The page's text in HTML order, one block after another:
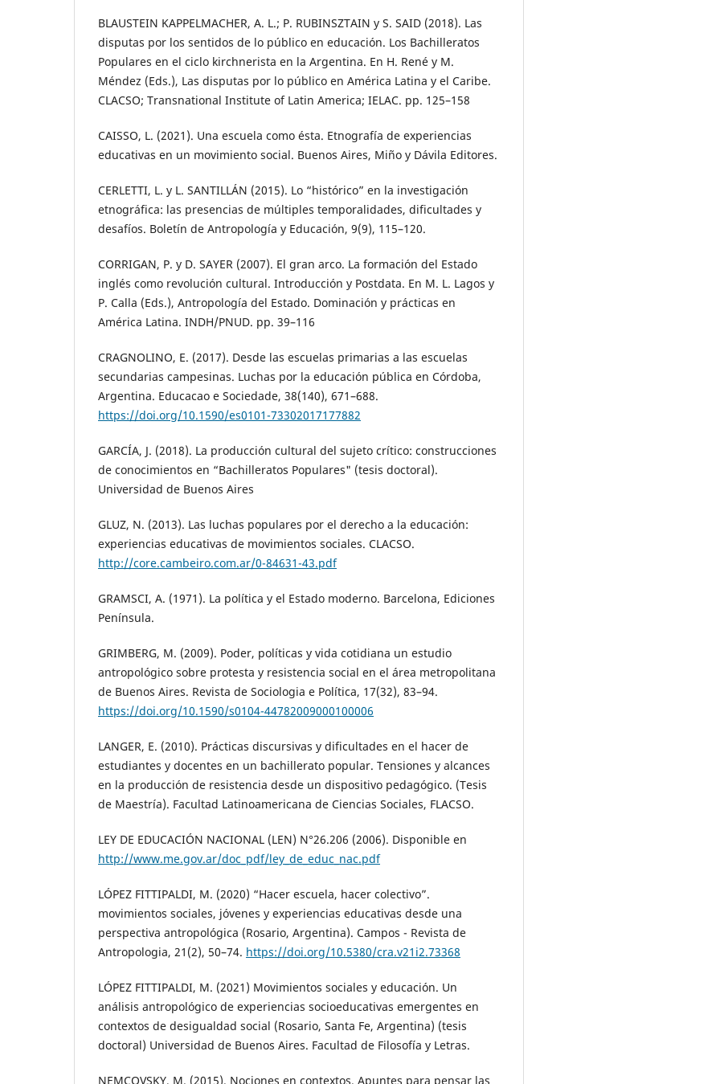
BLAUSTEIN KAPPELMACHER, A. L.; P. RUBINSZTAIN y S. SAID (2018). Las
disputas por los sentidos de lo público en educación. Los Bachilleratos
Populares en el ciclo kirchnerista en la Argentina. En H. René y M.
Méndez (Eds.), Las disputas por lo público en América Latina y el Caribe.
CLACSO; Transnational Institute of Latin America; IELAC. pp. 125–158
CAISSO, L. (2021). Una escuela como ésta. Etnografía de experiencias
educativas en un movimiento social. Buenos Aires, Miño y Dávila Editores.
CERLETTI, L. y L. SANTILLÁN (2015). Lo “histórico” en la investigación
etnográfica: las presencias de múltiples temporalidades, dificultades y
desafíos. Boletín de Antropología y Educación, 9(9), 115–120.
CORRIGAN, P. y D. SAYER (2007). El gran arco. La formación del Estado
inglés como revolución cultural. Introducción y Postdata. En M. L. Lagos y
P. Calla (Eds.), Antropología del Estado. Dominación y prácticas en
América Latina. INDH/PNUD. pp. 39–116
CRAGNOLINO, E. (2017). Desde las escuelas primarias a las escuelas
secundarias campesinas. Luchas por la educación pública en Córdoba,
Argentina. Educacao e Sociedade, 38(140), 671–688.
https://doi.org/10.1590/es0101-73302017177882
GARCÍA, J. (2018). La producción cultural del sujeto crítico: construcciones
de conocimientos en “Bachilleratos Populares" (tesis doctoral).
Universidad de Buenos Aires
GLUZ, N. (2013). Las luchas populares por el derecho a la educación:
experiencias educativas de movimientos sociales. CLACSO.
http://core.cambeiro.com.ar/0-84631-43.pdf
GRAMSCI, A. (1971). La política y el Estado moderno. Barcelona, Ediciones
Península.
GRIMBERG, M. (2009). Poder, políticas y vida cotidiana un estudio
antropológico sobre protesta y resistencia social en el área metropolitana
de Buenos Aires. Revista de Sociologia e Política, 17(32), 83–94.
https://doi.org/10.1590/s0104-44782009000100006
LANGER, E. (2010). Prácticas discursivas y dificultades en el hacer de
estudiantes y docentes en un bachillerato popular. Tensiones y alcances
en la producción de resistencia desde un dispositivo pedagógico. (Tesis
de Maestría). Facultad Latinoamericana de Ciencias Sociales, FLACSO.
LEY DE EDUCACIÓN NACIONAL (LEN) N°26.206 (2006). Disponible en
http://www.me.gov.ar/doc_pdf/ley_de_educ_nac.pdf
LÓPEZ FITTIPALDI, M. (2020) “Hacer escuela, hacer colectivo”.
movimientos sociales, jóvenes y experiencias educativas desde una
perspectiva antropológica (Rosario, Argentina). Campos - Revista de
Antropologia, 21(2), 50–74. https://doi.org/10.5380/cra.v21i2.73368
LÓPEZ FITTIPALDI, M. (2021) Movimientos sociales y educación. Un
análisis antropológico de experiencias socioeducativas emergentes en
contextos de desigualdad social (Rosario, Santa Fe, Argentina) (tesis
doctoral) Universidad de Buenos Aires. Facultad de Filosofía y Letras.
NEMCOVSKY, M. (2015). Nociones en contextos. Apuntes para pensar las